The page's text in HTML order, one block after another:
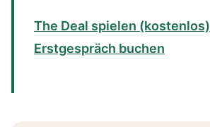
The Deal spielen (kostenlos)
Erstgespräch buchen